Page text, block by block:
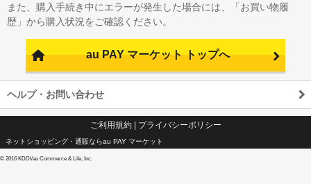
また、購入手続き中にエラーが発生した場合には、「お買い物履
歴」から購入状況をご確認ください。
au PAY マーケット トップへ
ヘルプ・お問い合わせ
ご利用規約| プライバシーポリシー
ネットショッピング・通販ならau PAY マーケット
© 2016 KDDI/au Commerce & Life, Inc.